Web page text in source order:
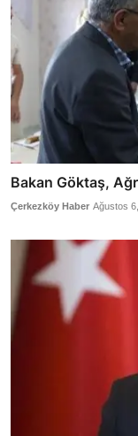
Bakan Göktaş,
Çerkezköy Haber Ağustos